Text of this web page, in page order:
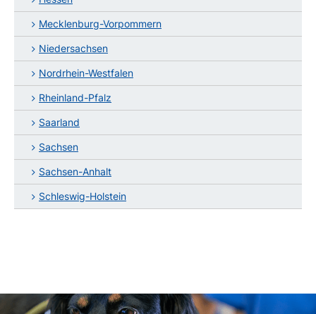
Mecklenburg-Vorpommern
Niedersachsen
Nordrhein-Westfalen
Rheinland-Pfalz
Saarland
Sachsen
Sachsen-Anhalt
Schleswig-Holstein